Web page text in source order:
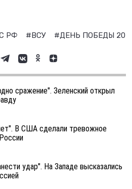
РФ #ВСУ #ДЕНЬ ПОБЕДЫ
сражение". Зеленский открыл
В США сделали тревожное
удар". На Западе высказались